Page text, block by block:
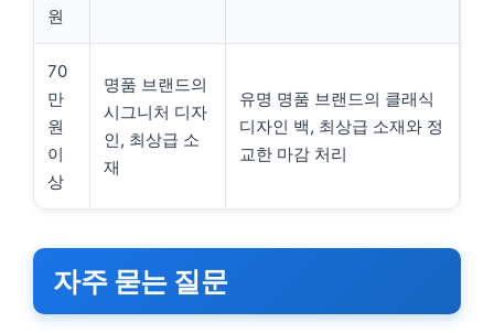
원
70
만
원
이
상
명품 브랜드의
시그니처 디자
인, 최상급 소
재
유명 명품 브랜드의 클래식
디자인 백, 최상급 소재와 정
교한 마감 처리
자주 묻는 질문